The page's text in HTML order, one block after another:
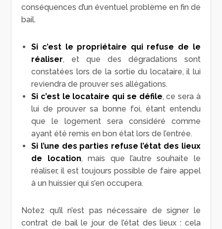
conséquences d’un éventuel problème en fin de
bail.
Si c’est le propriétaire qui refuse de le
réaliser, et que des dégradations sont
constatées lors de la sortie du locataire, il lui
reviendra de prouver ses allégations.
Si c’est le locataire qui se défile, ce sera à
lui de prouver sa bonne foi, étant entendu
que le logement sera considéré comme
ayant été remis en bon état lors de l’entrée.
Si l’une des parties refuse l’état des lieux
de location, mais que l’autre souhaite le
réaliser, il est toujours possible de faire appel
à un huissier qui s’en occupera.
Notez qu’il n’est pas nécessaire de signer le
contrat de bail le jour de l’état des lieux : cela